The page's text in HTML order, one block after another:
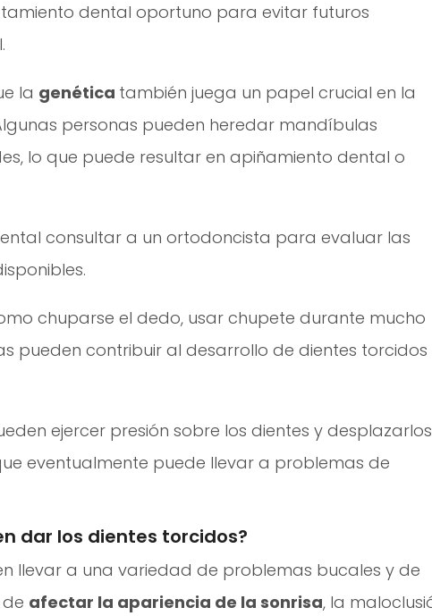
dental oportuno para evitar futuros
la genética también juega un papel crucial en la
personas pueden heredar mandíbulas
lo que puede resultar en apiñamiento dental o
consultar a un ortodoncista para evaluar las
chuparse el dedo, usar chupete durante mucho
pueden contribuir al desarrollo de dientes torcidos
ejercer presión sobre los dientes y desplazarlos
eventualmente puede llevar a problemas de
dar los dientes torcidos?
llevar a una variedad de problemas bucales y de
afectar la apariencia de la sonrisa, la